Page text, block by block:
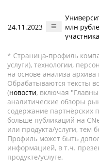
24.11.2023
млн
* Страница-профиль
услуги), технологии,
на основе анализа
Обрабатываются тексты
(новости, включая
аналитические обзоры
содержание партнёрских
больше публикаций на
или продукта/услуги, тем
Профиль может быть
информацией, в т.ч.
продукте/услуге.